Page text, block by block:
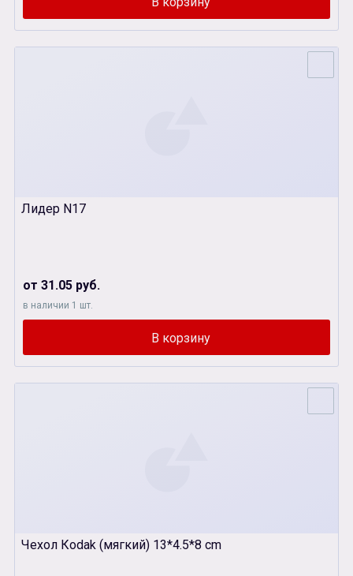
Лидер N17
от 31.05 руб.
в наличии 1 шт.
Чехол Кodak (мягкий) 13*4.5*8 cm